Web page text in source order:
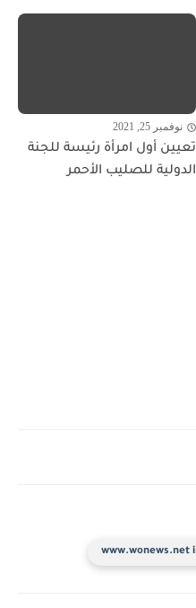
نوفمبر 25, 2021
تعيين أول امرأة رئيسة للجنة
الدولية للصليب الأحمر